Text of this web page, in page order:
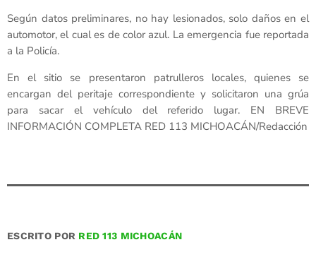
Según datos preliminares, no hay lesionados, solo daños en el
automotor, el cual es de color azul. La emergencia fue reportada
a la Policía.
En el sitio se presentaron patrulleros locales, quienes se
encargan del peritaje correspondiente y solicitaron una grúa
para sacar el vehículo del referido lugar. EN BREVE
INFORMACIÓN COMPLETA RED 113 MICHOACÁN/Redacción
ESCRITO POR RED 113 MICHOACÁN